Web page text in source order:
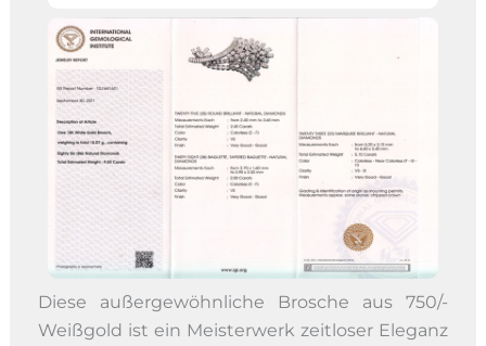
Diese außergewöhnliche Brosche aus 750/-
Weißgold ist ein Meisterwerk zeitloser Eleganz